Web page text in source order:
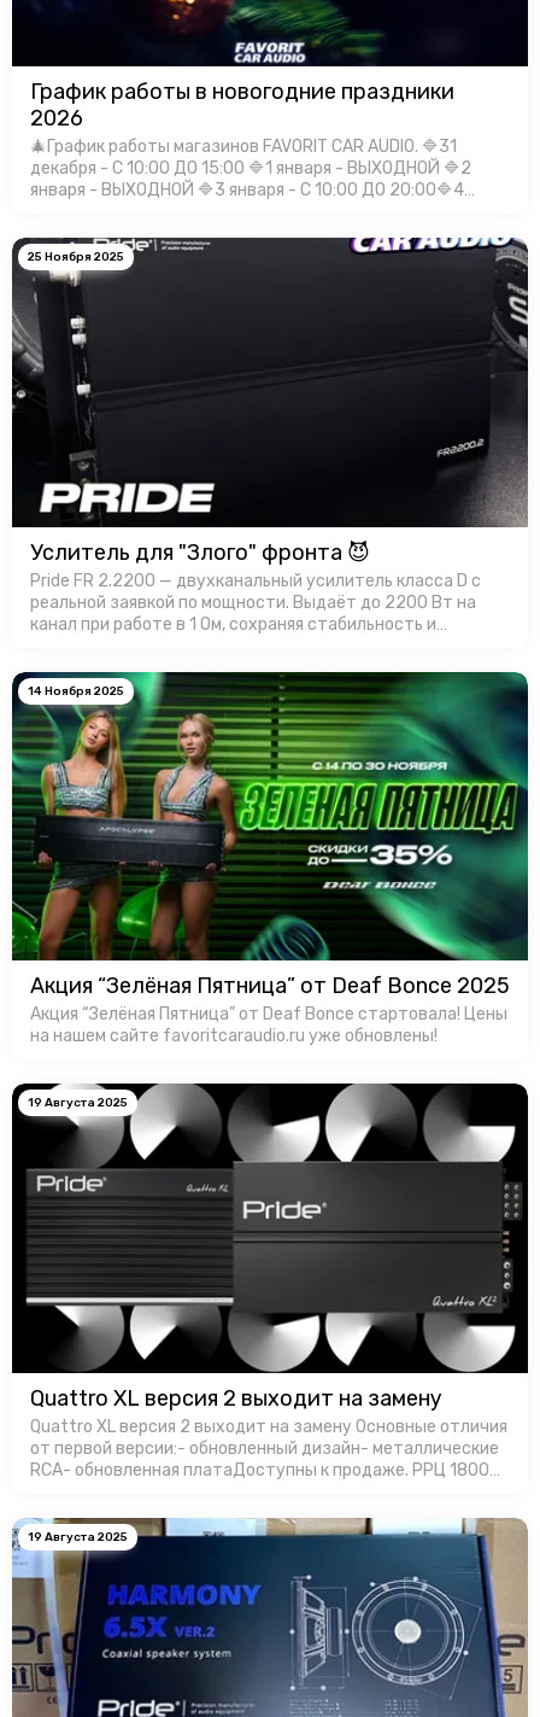
График работы в новогодние праздники
2026
🎄График работы магазинов FAVORIT CAR AUDIO. 🔷31
декабря - С 10:00 ДО 15:00 🔷1 января - ВЫХОДНОЙ 🔷2
января - ВЫХОДНОЙ 🔷3 января - С 10:00 ДО 20:00🔷4
января - С 10:00 Д…
25 Ноября 2025
Услитель для "Злого" фронта 😈
Pride FR 2.2200 — двухканальный усилитель класса D с
реальной заявкой по мощности. Выдаёт до 2200 Вт на
канал при работе в 1 Ом, сохраняя стабильность и
теплоотвод, а продуманная …
14 Ноября 2025
Акция “Зелёная Пятница” от Deaf Bonce 2025
Акция “Зелёная Пятница” от Deaf Bonce стартовала! Цены
на нашем сайте favoritcaraudio.ru уже обновлены!
19 Августа 2025
Quattro XL версия 2 выходит на замену
Quattro XL версия 2 выходит на замену Основные отличия
от первой версии:- обновленный дизайн- металлические
RCA- обновленная платаДоступны к продаже. РРЦ 18000
19 Августа 2025